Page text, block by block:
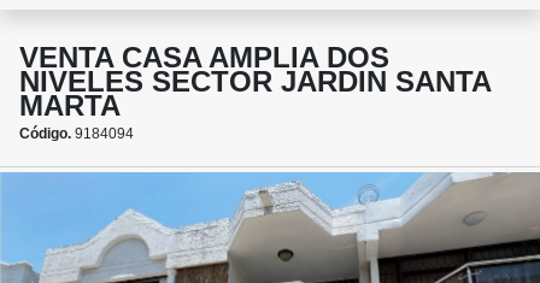
VENTA CASA AMPLIA DOS
NIVELES SECTOR JARDIN SANTA
MARTA
Código. 9184094